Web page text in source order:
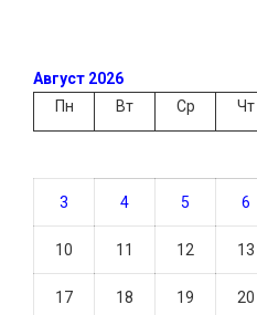
Август 2026
Пн
Вт Ср Чт
3 4 5 6
10 11 12 13
17 18 19 20